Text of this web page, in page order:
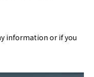
information or if you